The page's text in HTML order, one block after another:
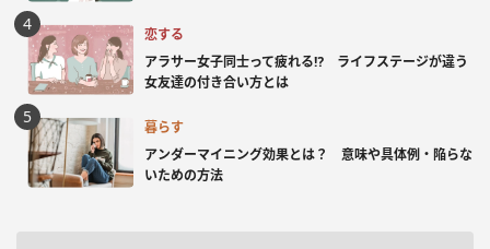
恋する
アラサー女子同士って疲れる⁉ ライフステージが違う
女友達の付き合い方とは
暮らす
アンダーマイニング効果とは？ 意味や具体例・陥らな
いための方法